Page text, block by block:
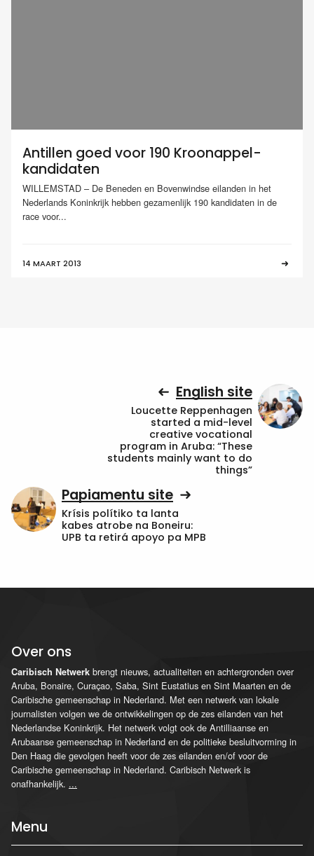
Antillen goed voor 190 Kroonappel-
kandidaten
WILLEMSTAD – De Beneden en Bovenwindse eilanden in het
Nederlands Koninkrijk hebben gezamenlijk 190 kandidaten in de
race voor...
14 MAART 2013
English site
Loucette Reppenhagen
started a mid-level
creative vocational
program in Aruba: “These
students mainly want to do
things”
Papiamentu site
Krísis polítiko ta lanta
kabes atrobe na Boneiru:
UPB ta retirá apoyo pa MPB
Over ons
Caribisch Netwerk brengt nieuws, actualiteiten en achtergronden over
Aruba, Bonaire, Curaçao, Saba, Sint Eustatius en Sint Maarten en de
Caribische gemeenschap in Nederland. Met een netwerk van lokale
journalisten volgen we de ontwikkelingen op de zes eilanden van het
Nederlandse Koninkrijk. Het netwerk volgt ook de Antilliaanse en
Arubaanse gemeenschap in Nederland en de politieke besluitvorming in
Den Haag die gevolgen heeft voor de zes eilanden en/of voor de
Caribische gemeenschap in Nederland. Caribisch Netwerk is
onafhankelijk. ...
Menu